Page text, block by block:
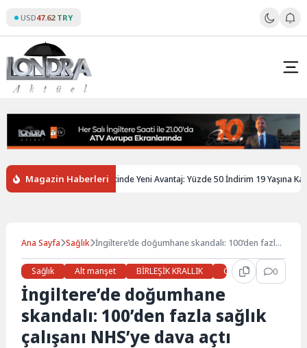
content
USD47.62 TRY
Magazin Haberleri
Gençlere Tren Biletinde Yeni Avantaj: Yüzde 50 İndirim 19 Yaşına Kadar
Ana Sayfa Sağlık İngiltere’de doğumhane skandalı: 100’den fazla
Sağlık
Alt manşet BİRLEŞİK KRALLIK Gündem 0
İngiltere’de doğumhane
skandalı: 100’den fazla sağlık
çalışanı NHS’ye dava açtı